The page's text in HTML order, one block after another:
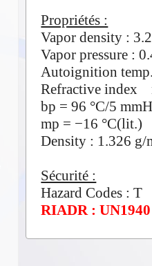
Propriétés :
Vapor density :
Vapor pressure :
Autoignition
Refractive index
bp = 96 °C/5
mp = −16 °C(lit.)
Density : 1.326 g/
Sécurité :
Hazard Codes : T
RIADR :